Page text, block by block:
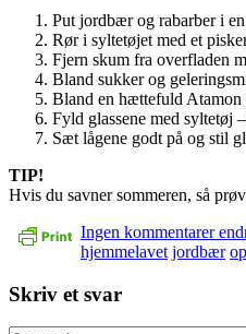
Put jordbær og rabarber i
Rør i syltetøjet med et
Fjern skum fra overfladen
Bland sukker og
Bland en hættefuld Atamon
Fyld glassene med syltetøj
Sæt lågene godt på og stil
TIP!
Hvis du savner sommeren, så
Ingen kommentarer
hjemmelavet jordbær
Skriv et svar